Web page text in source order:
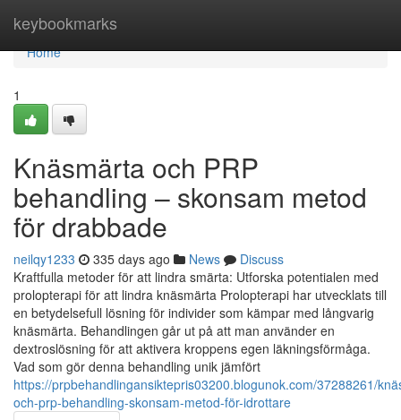
keybookmarks
Home
Home
1
Knäsmärta och PRP
behandling – skonsam metod
för drabbade
neilqy1233 335 days ago News
Discuss
Kraftfulla metoder för att lindra smärta: Utforska potentialen med
prolopterapi för att lindra knäsmärta Prolopterapi har utvecklats till
en betydelsefull lösning för individer som kämpar med långvarig
knäsmärta. Behandlingen går ut på att man använder en
dextroslösning för att aktivera kroppens egen läkningsförmåga.
Vad som gör denna behandling unik jämfört
https://prpbehandlingansiktepris03200.blogunok.com/37288261/
och-prp-behandling-skonsam-metod-för-idrottare